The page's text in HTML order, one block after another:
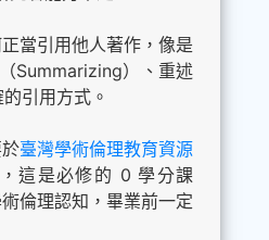
當引用他人著作，像是
Summarizing）、重述
引用方式。
臺灣學術倫理教育資源
這是必修的 0 學分課
倫理認知，畢業前一定